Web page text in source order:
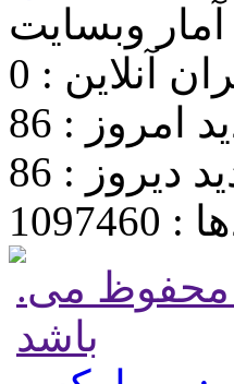
آمار وبسایت
آنلاین : 0
امروز : 86
دیروز : 86
.تمامی حقوق برای پایگاه شهرداری پارس آباد محفوظ می
باشد